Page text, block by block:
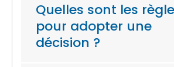
Quelles sont les
pour adopter une
décision ?